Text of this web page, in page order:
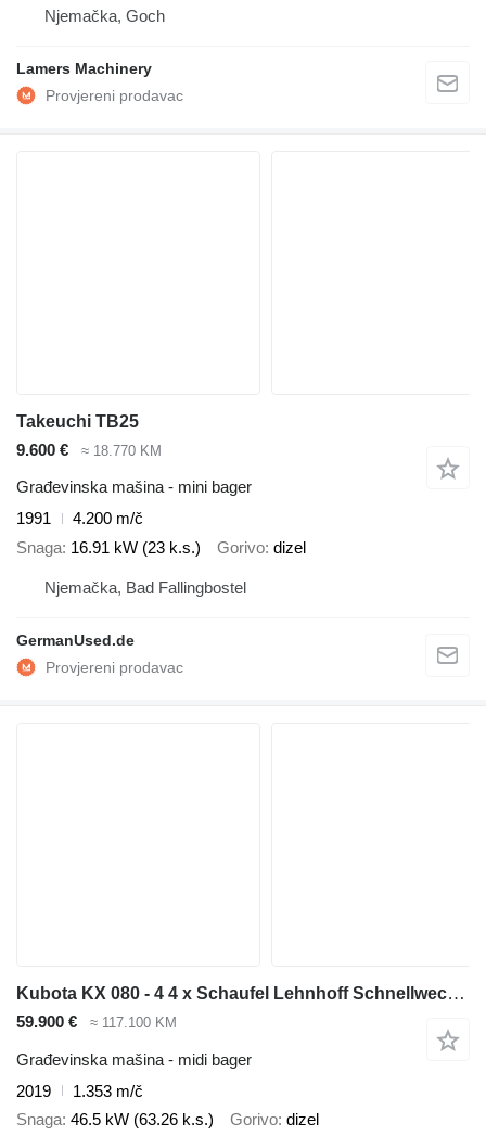
Njemačka, Goch
Lamers Machinery
Takeuchi TB25
9.600 €
≈ 18.770 KM
Građevinska mašina - mini bager
1991
4.200 m/č
Snaga 16.91 kW (23 k.s.) Gorivo dizel
Njemačka, Bad Fallingbostel
GermanUsed.de
Kubota KX 080 - 4 4 x Schaufel Lehnhoff Schnellwechsel HS 08
59.900 € ≈ 117.100 KM
Građevinska mašina - midi bager
2019
1.353 m/č
Snaga 46.5 kW (63.26 k.s.) Gorivo dizel